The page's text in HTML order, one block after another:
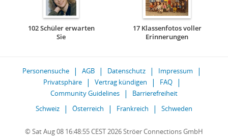
102 Schüler erwarten
Sie
17 Klassenfotos voller
Erinnerungen
Personensuche AGB Datenschutz
Impressum
Privatsphäre
Vertrag kündigen
FAQ
Community Guidelines
Barrierefreiheit
Schweiz
Österreich Frankreich Schweden
© Sat Aug 08 16:48:55 CEST 2026 Ströer Connections GmbH